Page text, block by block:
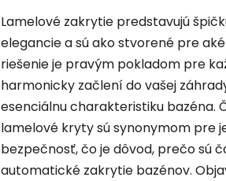
Lamelové zakrytie predstavujú
elegancie a sú ako stvorené pre
riešenie je pravým pokladom pre
harmonicky začlení do vašej
esenciálnu charakteristiku bazéna.
lamelové kryty sú synonymom pre
bezpečnosť, čo je dôvod, prečo sú
automatické zakrytie bazénov.